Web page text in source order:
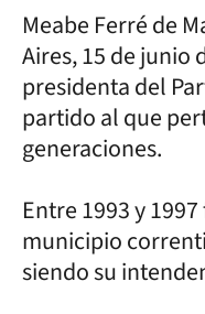
Meabe Ferré de
Aires, 15 de junio
presidenta del
partido al que
generaciones.
Entre 1993 y
municipio
siendo su